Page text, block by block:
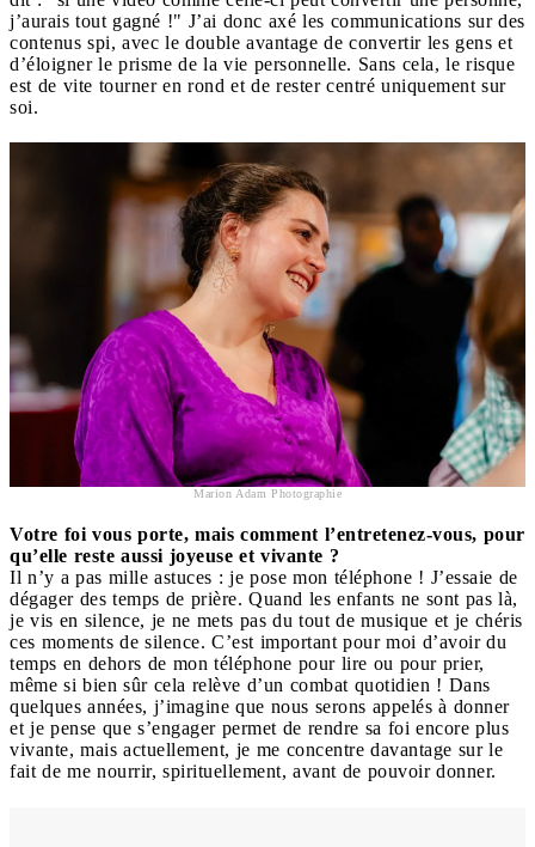
j’aurais tout gagné !" J’ai donc axé les communications sur des
contenus spi, avec le double avantage de convertir les gens et
d’éloigner le prisme de la vie personnelle. Sans cela, le risque
est de vite tourner en rond et de rester centré uniquement sur
soi.
Marion Adam Photographie
Votre foi vous porte, mais comment l’entretenez-vous, pour
qu’elle reste aussi joyeuse et vivante ?
Il n’y a pas mille astuces : je pose mon téléphone ! J’essaie de
dégager des temps de prière. Quand les enfants ne sont pas là,
je vis en silence, je ne mets pas du tout de musique et je chéris
ces moments de silence. C’est important pour moi d’avoir du
temps en dehors de mon téléphone pour lire ou pour prier,
même si bien sûr cela relève d’un combat quotidien ! Dans
quelques années, j’imagine que nous serons appelés à donner
et je pense que s’engager permet de rendre sa foi encore plus
vivante, mais actuellement, je me concentre davantage sur le
fait de me nourrir, spirituellement, avant de pouvoir donner.